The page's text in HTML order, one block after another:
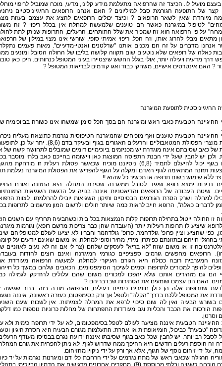
בעצם מועיל לו. הכיצד זה שהרפואה מתעלמת מידע קליני, מדעי, מוכח שמוביל לריפוי
קצר של התופעה הגורמת סבל למיליונים ? האם אנחנו הרופאים ההיגייניסטיים
מיוחדת שאין לשאר הרופאים ? וכיצד יכולים הרופאים להציג את עצמם בעזות
לטיפול במיגרנה כאשר הם טוענים שלמעשה למחלה אין בכלל ריפוי ? זה
על פי הרפואה הוא זה שמכיר את שלל התותחים, הרעלים, התרופות שניתן לתת
מתאים מבלי להרוג אותו, וזה הכל. ריפוי אמיתי סופי, שורשי אינו מצוי במילון של
אנחנו מדברים על זה הם מכנים אותנו "שרלטנים ואנטי-מדעיים". מאות פעמים
כאלה של רופאים שלא נוטעים שום תקווה קלושה בליבו של החולה הסובל ומונעים
דרך מדעית ויעילה יותר, אולי בגלל החשש שיצטיירו בעיני המטופל כנחותים. היכן כאן
? האם אינטרסים אישיים, משחקי כבוד ואגו קודמים לבריאות המטופל ?
ההיגייניסטית לתופעת המיגרנה
ההיגיינה הטבעית כאבי ראש ומיגרנה הם בסך הכל סימן שמשהו אינו כשורה בביוכימיה
ההיגיינה הטבעית טוענים ואף מוכיחים שהמיגרנה הטיפוסית נגרמת כתוצאה מעליה
ברמת מוצרי הפסולת המטאבוליים והרעלים האגורים בגוף ובעיקר בדם (8,6). יתר על כן,
של כאב שסיבתם אינה מוגדרת יש מכניזמים ביוכימיים דומים שמובלים לתחושה קשה של
ולכן יש להבין שעל ידי הבנת התפיסה המוצגת כאן ויישומה בחייכם כאב בלתי מוסבר
מקום בגוף יכול להיעלם לתמיד (6,8) ניסיוננו מוכיח שכאשר פסולת רעלית זו מורחקת
תזונה המתאימה לגוף האדם ומקלה על הגוף להפריש את הפסולת המיגרנה נעלמת
ללא שימוש בשום תרופה או תכשיר כל שהוא !!
נדירות ימצא רופא שיגיד לסובל ממיגרנה שסיבת המחלה היא התזונה ואורח
שיטת העבודה של הרופאים והדיאטניות איננה בנויה על הדגשת השגיאות
למחלה ושרק הסרת הגורמים הבסיסיים ותיקון השגיאות יובילו להחלמתו. לצוות
לדברים כאלה", הרופא חייב לראות כמה שיותר חולים ולרשום המון מרשמים לתרופות
זו החולה ייטול בתחילה תרופות קלות הנמצאות בכל בית וכשהבעיה תחריף עם השנים
לרופא שיציע לו תרופות רעילות יותר (העובדה שהן כבר צריכות מרשם רופא) וגורמות
כפי שהציע וציין פרופ' גולדהמר. פרופ' גולדהמר וחבריו לא יציעו לעולם למטופליהם
בהרגלי חייהם ובתזונתם כפיתרון מידי, מהיר וסופי למחלה, או משום שאינם יודעים על
זו או משום שזה "לא בריא" לעסקים שלהם (צר לי אם זה לא נעים לאוזניים
הרופאים מחפשים גורמים ספציפיים כגורמי המיגרנה ואינם רוצים להודות
המערבית רובה ככולה היא הגורם העיקרי למחלה. למעשה הרפואה מעודדת
להיפך למכורים לתרופות וסמים לשיכוך הסימפטומים, הכאבים שלהם במשך כל
הם גם מזהירים אותם שלא יהפכו למכורים משום שהם עלולים להזדקק לגמילה
האם הם עצמם שומעים את הסתירות שבדבריהם ?
שתרופות אלה הן כולן חומרים כימיים רעילים, והרפואה מודה בזה. ברור שגישה
את המטופל ללכת בדרך "הקלה" ולטפל אך ורק בסימפטום, כעזרה ראשונה, איננה
בשורש הבעיה ואין לה שום סיכוי לרפא את המחלה לצמיתות. אין לשכוח שעם
הורסות את הכבד והכליות וגם מעודדות התפתחות של מחלות כרוניות נוספות כמו
וסרטן.
ההיגיינה הטבעית איננה מציעה לעולם לטפל בסימפטומים, לא על ידי תרופה כימית ולא
"טבעית" כביכול, הומיאופתית או אחרת. התעלמות מגורם הבעיה היא חסרת היגיון
לסבל רב יותר. יש להבין שכל כאב בגוף שסיבתו איננה ידועה נגרם בבסיסו מעודף
זה הוספת רעלים חדשים היא ההיפך ממה שדרוש לגוף. לא ניתן להפחית את גורם
על ידי זיהום נוסף של הגוף, אלא אך ורק על ידי ניקויו מהזיהום.
הרגילה שכאבי ראש של מתח נגרמים על ידי הרחבת כלי דם ומיגרנות נגרמות על יד
כלי דם הוכחה כשגויה ובלתי מבוססת (9). מחקרים אחרונים מדגישים את הדמיון הביוכימי